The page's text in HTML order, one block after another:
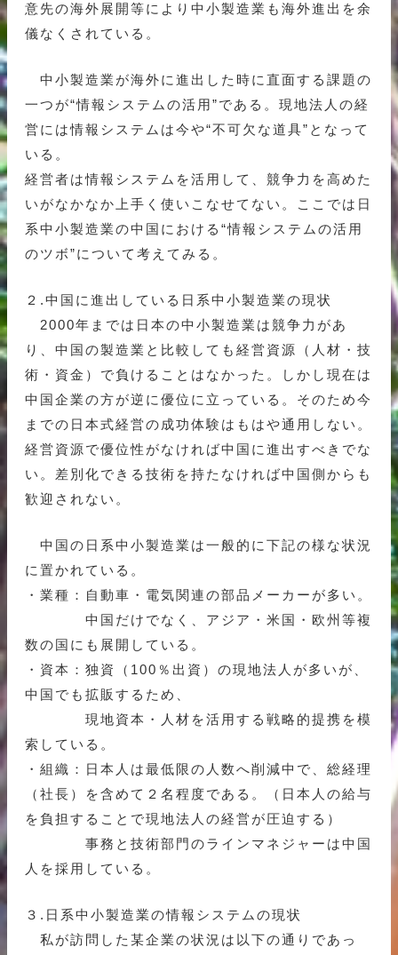
意先の海外展開等により中小製造業も海外進出を余
儀なくされている。
中小製造業が海外に進出した時に直面する課題の
一つが“情報システムの活用”である。現地法人の経
営には情報システムは今や“不可欠な道具”となって
いる。
経営者は情報システムを活用して、競争力を高めた
いがなかなか上手く使いこなせてない。ここでは日
系中小製造業の中国における“情報システムの活用
のツボ”について考えてみる。
２.中国に進出している日系中小製造業の現状
2000年までは日本の中小製造業は競争力があ
り、中国の製造業と比較しても経営資源（人材・技
術・資金）で負けることはなかった。しかし現在は
中国企業の方が逆に優位に立っている。そのため今
までの日本式経営の成功体験はもはや通用しない。
経営資源で優位性がなければ中国に進出すべきでな
い。差別化できる技術を持たなければ中国側からも
歓迎されない。
中国の日系中小製造業は一般的に下記の様な状況
に置かれている。
・業種：自動車・電気関連の部品メーカーが多い。
中国だけでなく、アジア・米国・欧州等複
数の国にも展開している。
・資本：独資（100％出資）の現地法人が多いが、
中国でも拡販するため、
現地資本・人材を活用する戦略的提携を模
索している。
・組織：日本人は最低限の人数へ削減中で、総経理
（社長）を含めて２名程度である。（日本人の給与
を負担することで現地法人の経営が圧迫する）
事務と技術部門のラインマネジャーは中国
人を採用している。
３.日系中小製造業の情報システムの現状
私が訪問した某企業の状況は以下の通りであっ